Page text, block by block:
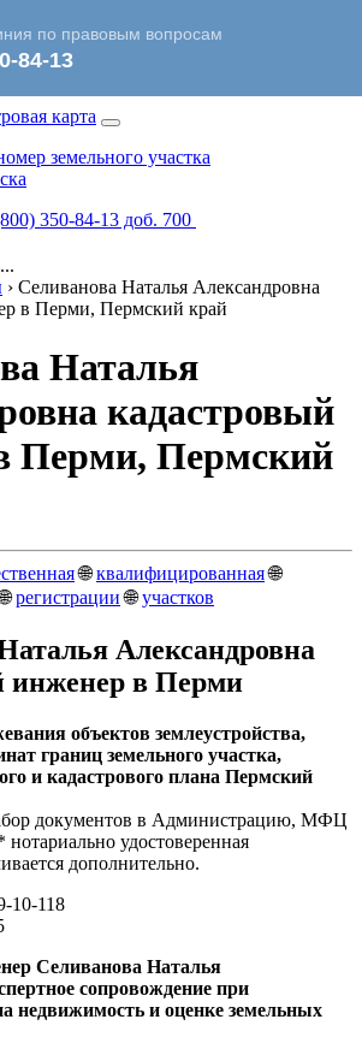
земельного участка
350-84-13 доб. 700
› Селиванова Наталья Александровна
в Перми, Пермский край
Наталья
кадастровый
Перми, Пермский
🌐квалифицированная🌐
регистрации🌐участков
Александровна
инженер в Перми
объектов землеустройства,
границ земельного участка,
и кадастрового плана Пермский
документов в Администрацию, МФЦ
удостоверенная
дополнительно.
10-118
Селиванова Наталья
сопровождение при
недвижимость и оценке земельных